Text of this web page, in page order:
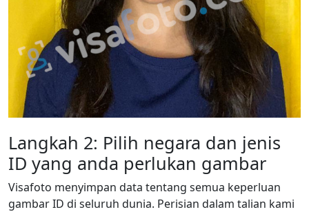
Langkah 2: Pilih negara dan jenis
ID yang anda perlukan gambar
Visafoto menyimpan data tentang semua keperluan
gambar ID di seluruh dunia. Perisian dalam talian kami